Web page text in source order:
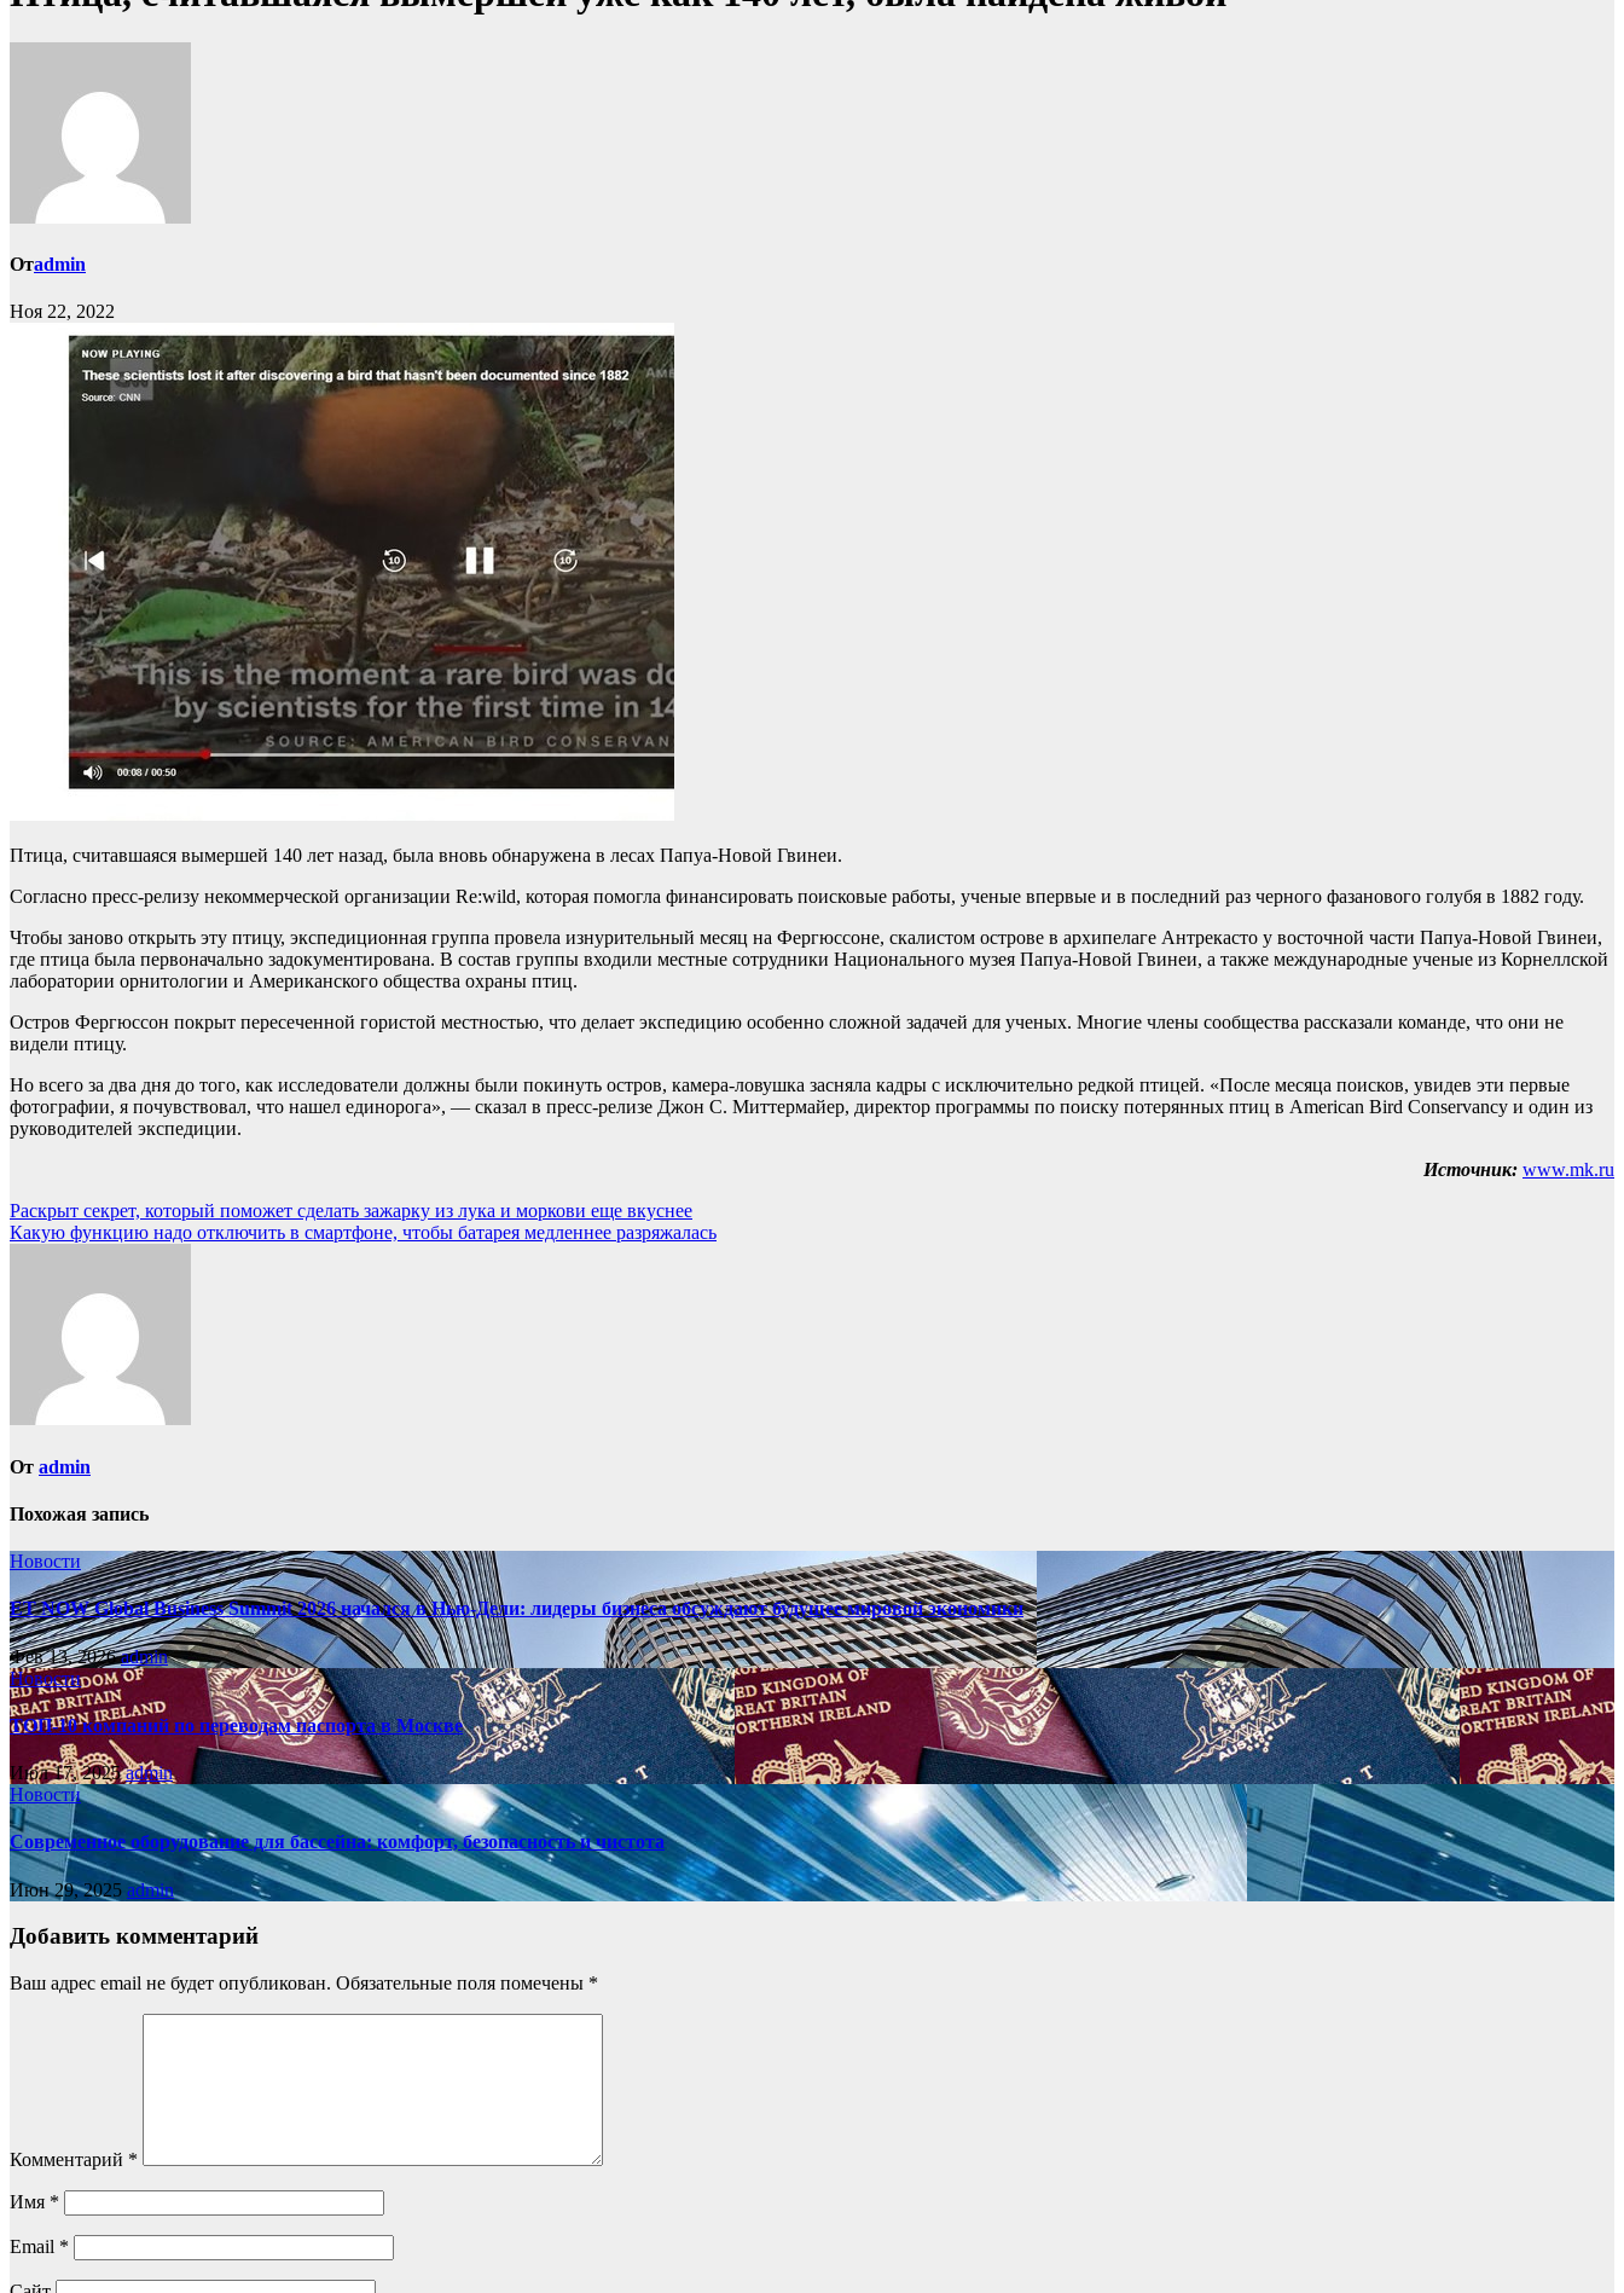
Отadmin
Ноя 22, 2022
Птица, считавшаяся вымершей 140 лет назад, была вновь обнаружена в лесах Папуа-Новой Гвинеи.
Согласно пресс-релизу некоммерческой организации Re:wild, которая помогла финансировать поисковые работы, ученые впервые и в последний раз черного фазанового голубя в 1882 году.
Чтобы заново открыть эту птицу, экспедиционная группа провела изнурительный месяц на Фергюссоне, скалистом острове в архипелаге Антрекасто у восточной части Папуа-Новой Гвинеи,
где птица была первоначально задокументирована. В состав группы входили местные сотрудники Национального музея Папуа-Новой Гвинеи, а также международные ученые из Корнеллской
лаборатории орнитологии и Американского общества охраны птиц.
Остров Фергюссон покрыт пересеченной гористой местностью, что делает экспедицию особенно сложной задачей для ученых. Многие члены сообщества рассказали команде, что они не
видели птицу.
Но всего за два дня до того, как исследователи должны были покинуть остров, камера-ловушка засняла кадры с исключительно редкой птицей. «После месяца поисков, увидев эти первые
фотографии, я почувствовал, что нашел единорога», — сказал в пресс-релизе Джон С. Миттермайер, директор программы по поиску потерянных птиц в American Bird Conservancy и один из
руководителей экспедиции.
Источник: www.mk.ru
Навигация
по
Раскрыт секрет, который поможет сделать зажарку из лука и моркови еще вкуснее
Какую функцию надо отключить в смартфоне, чтобы батарея медленнее разряжалась
От admin
Похожая запись
Новости
ET NOW Global Business Summit 2026 начался в Нью‑Дели: лидеры бизнеса обсуждают будущее мировой экономики
Фев 13, 2026admin
Новости
ТОП-10 компаний по переводам паспорта в Москве
Июл 17, 2025admin
Новости
Современное оборудование для бассейна: комфорт, безопасность и чистота
Июн 29, 2025 admin
Добавить комментарий
Ваш адрес email не будет опубликован. Обязательные поля помечены *
Комментарий *
Имя *
Email *